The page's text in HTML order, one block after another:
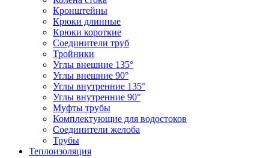
Кронштейны
Крюки длинные
Крюки короткие
Соединители труб
Тройники
Углы внешние 135°
Углы внешние 90°
Углы внутренние 135°
Углы внутренние 90°
Муфты трубы
Комплектующие для водостоков
Соединители желоба
Трубы
Теплоизоляция